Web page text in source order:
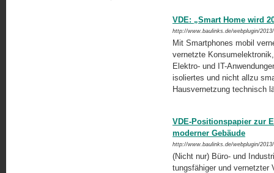
VDE: „Smart Home wird
http://www.baulinks.de/webplugin/
Mit Smartphones mobil
vernetzte
Elektro- und IT-
iso­liertes und nicht allzu
Hausver­netzung tech­nisch
VDE-Positionspapier zur
moderner Gebäude
http://www.baulinks.de/webplugin/
(Nicht nur) Büro- und
tungsfähiger und vernetzter